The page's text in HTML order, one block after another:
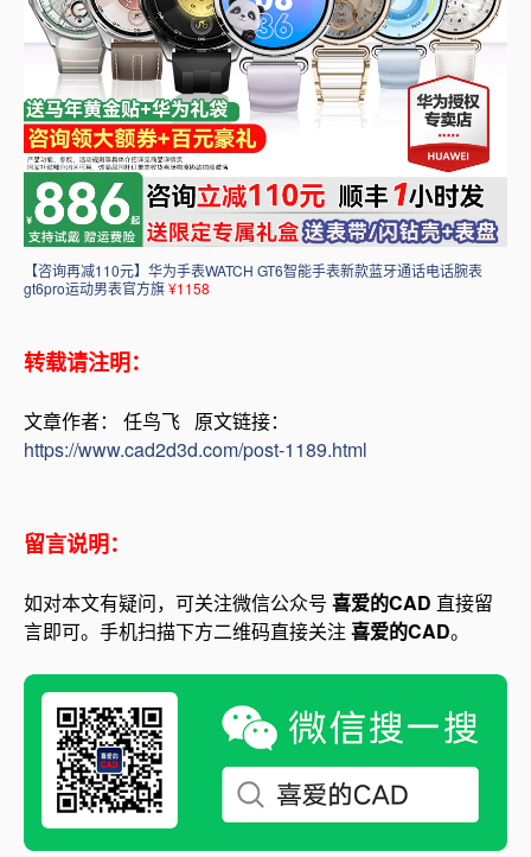
【咨询再减110元】华为手表WATCH GT6智能手表新款蓝牙通话电话腕表
gt6pro运动男表官方旗¥1158
转载请注明：
文章作者： 任鸟飞 原文链接：
https://www.cad2d3d.com/post-1189.html
留言说明：
如对本文有疑问，可关注微信公众号 喜爱的CAD 直接留
言即可。手机扫描下方二维码直接关注 喜爱的CAD。